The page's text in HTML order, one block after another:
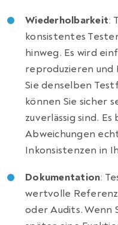
Wiederholbarkeit:
konsistentes
hinweg. Es wird
reproduzieren und
Sie denselben
können Sie sicher
zuverlässig sind.
Abweichungen
Inkonsistenzen in
Dokumentation:
wertvolle
oder Audits. Wenn